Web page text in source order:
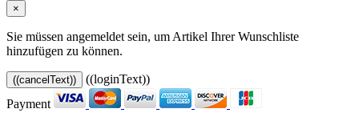
×
Sie müssen angemeldet sein, um Artikel Ihrer Wunschliste
hinzufügen zu können.
((cancelText))
((loginText))
Payment